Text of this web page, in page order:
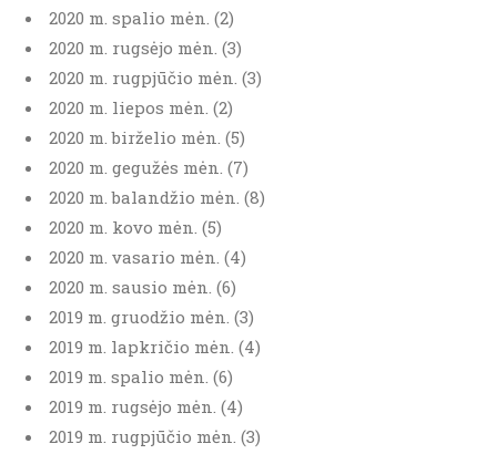
2020 m. spalio mėn. (2)
2020 m. rugsėjo mėn. (3)
2020 m. rugpjūčio mėn. (3)
2020 m. liepos mėn. (2)
2020 m. birželio mėn. (5)
2020 m. gegužės mėn. (7)
2020 m. balandžio mėn. (8)
2020 m. kovo mėn. (5)
2020 m. vasario mėn. (4)
2020 m. sausio mėn. (6)
2019 m. gruodžio mėn. (3)
2019 m. lapkričio mėn. (4)
2019 m. spalio mėn. (6)
2019 m. rugsėjo mėn. (4)
2019 m. rugpjūčio mėn. (3)